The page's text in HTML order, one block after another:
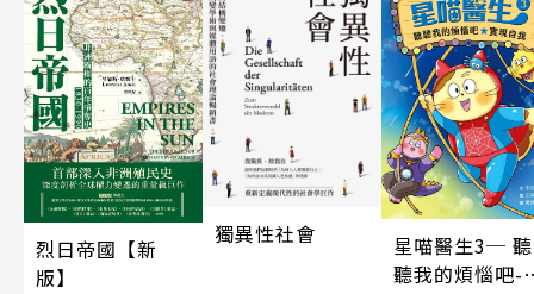
烈日帝國【新
版】
獨異性社會
星喵醫生3─ 聽
聽我的煩惱吧-